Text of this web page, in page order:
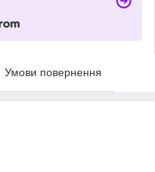
Умови повернення